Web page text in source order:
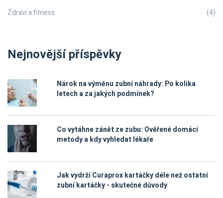
Zdraví a fitness (4)
Nejnovější příspěvky
Nárok na výměnu zubní náhrady: Po kolika
letech a za jakých podmínek?
Co vytáhne zánět ze zubu: Ověřené domácí
metody a kdy vyhledat lékaře
Jak vydrží Curaprox kartáčky déle než ostatní
zubní kartáčky - skutečné důvody